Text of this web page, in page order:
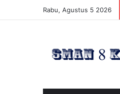
Rabu, Agustus 5 2026